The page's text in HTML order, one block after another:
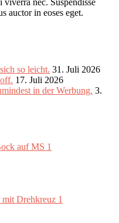
viverra nec. Suspendisse
auctor in eoses eget.
so leicht. 31. Juli 2026
17. Juli 2026
in der Werbung. 3.
auf MS 1
mit Drehkreuz 1